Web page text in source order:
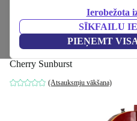
Ierobežota
SĪKFAILU
PIEŅEMT
Maestro by Gibson
Sunburst
Cherry Sunburst
(Atsauksmju vākšana)